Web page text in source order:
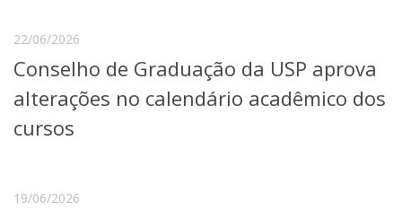
Agenda de Eventos
22/06/2026
Conselho de Graduação da USP aprova
alterações no calendário acadêmico dos
cursos
19/06/2026